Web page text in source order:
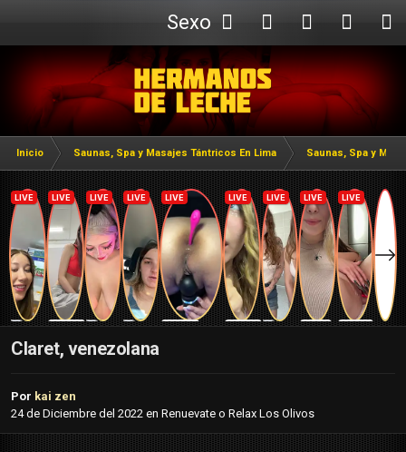
Sexo
Webcam
Inicio Saunas, Spa y Masajes Tántricos En Lima Saunas, Spa y
Claret, venezolana
Por kai zen
24 de Diciembre del 2022 en Renuevate o Relax Los Olivos